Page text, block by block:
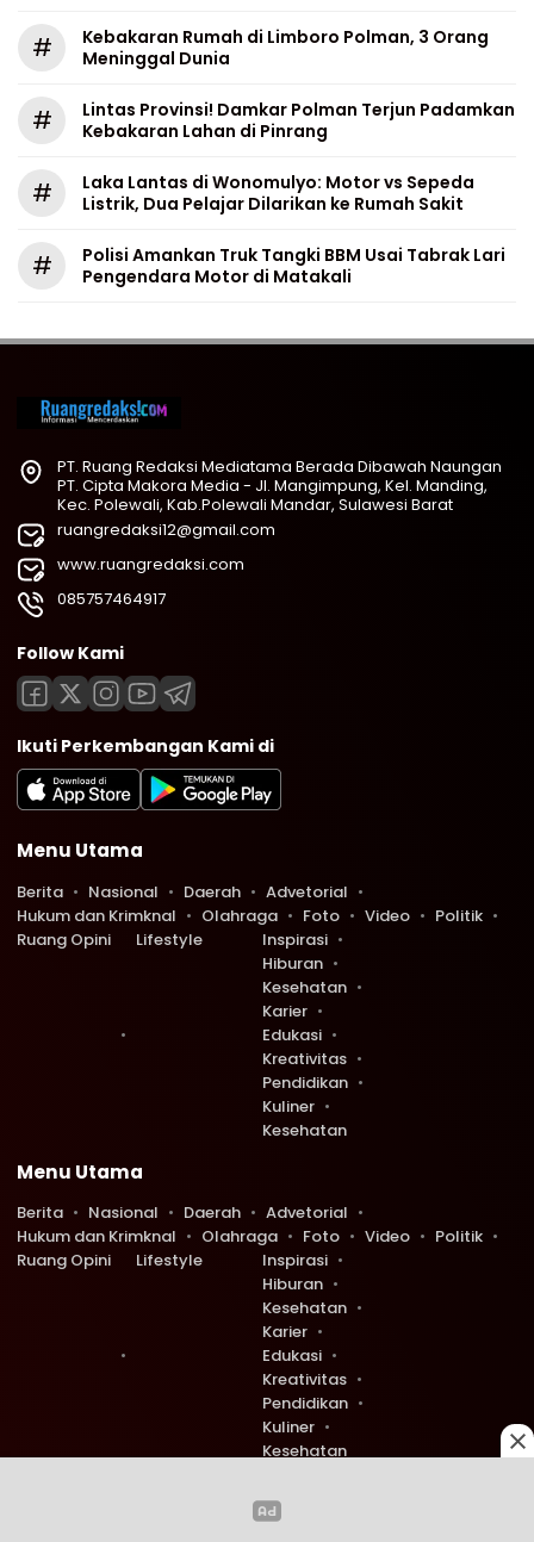
#
Kebakaran Rumah di Limboro Polman, 3 Orang
Meninggal Dunia
#
Lintas Provinsi! Damkar Polman Terjun Padamkan
Kebakaran Lahan di Pinrang
#
Laka Lantas di Wonomulyo: Motor vs Sepeda
Listrik, Dua Pelajar Dilarikan ke Rumah Sakit
#
Polisi Amankan Truk Tangki BBM Usai Tabrak Lari
Pengendara Motor di Matakali
PT. Ruang Redaksi Mediatama Berada Dibawah Naungan
PT. Cipta Makora Media - Jl. Mangimpung, Kel. Manding,
Kec. Polewali, Kab.Polewali Mandar, Sulawesi Barat
ruangredaksi12@gmail.com
www.ruangredaksi.com
085757464917
Follow Kami
Ikuti Perkembangan Kami di
Menu Utama
Berita Nasional Daerah
Advetorial
Hukum dan Krimknal
Olahraga Foto Video
Politik
Ruang Opini
Lifestyle
Inspirasi
Hiburan
Kesehatan
Karier
Edukasi
Kreativitas
Pendidikan
Kuliner
Kesehatan
Menu Utama
Berita Nasional Daerah
Advetorial
Hukum dan Krimknal
Olahraga Foto Video
Politik
Ruang Opini
Lifestyle
Inspirasi
Hiburan
Kesehatan
Karier
Edukasi
Kreativitas
Pendidikan
Kuliner
Kesehatan